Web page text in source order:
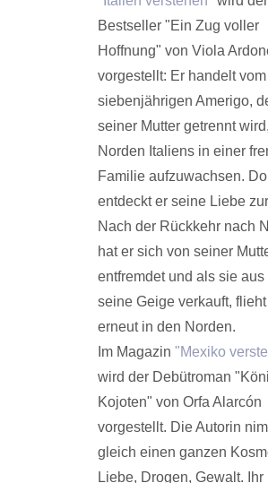
Bestseller "Ein Zug voller
Hoffnung" von Viola
vorgestellt: Er handelt vom
siebenjährigen Amerigo,
seiner Mutter getrennt
Norden Italiens in einer
Familie aufzuwachsen.
entdeckt er seine Liebe
Nach der Rückkehr nach
hat er sich von seiner
entfremdet und als sie aus
seine Geige verkauft,
erneut in den Norden.
Im Magazin "Mexiko
wird der Debütroman
Kojoten" von Orfa Alarcón
vorgestellt. Die Autorin
gleich einen ganzen
Liebe, Drogen, Gewalt. Ihr